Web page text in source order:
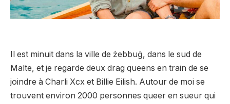
Il est minuit dans la ville de żebbuġ, dans le sud de
Malte, et je regarde deux drag queens en train de se
joindre à Charli Xcx et Billie Eilish. Autour de moi se
trouvent environ 2000 personnes queer en sueur qui